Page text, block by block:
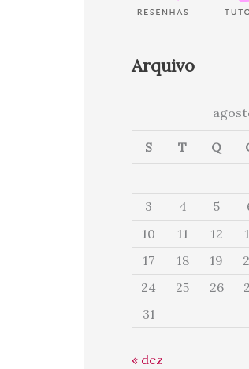
Arquivo
S T Q
3
4 5
10
11 12
17
18 19
24
25 26
31
« dez